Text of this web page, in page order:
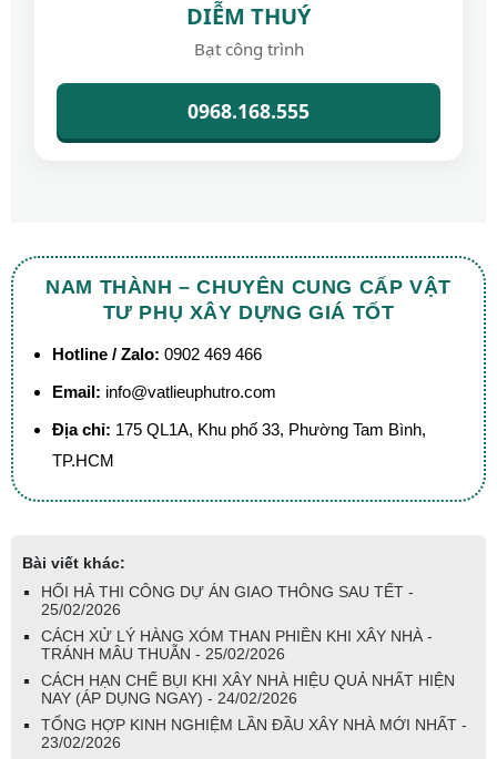
DIỄM THUÝ
Bạt công trình
0968.168.555
NAM THÀNH – CHUYÊN CUNG CẤP VẬT
TƯ PHỤ XÂY DỰNG GIÁ TỐT
Hotline / Zalo: 0902 469 466
Email: info@vatlieuphutro.com
Địa chỉ: 175 QL1A, Khu phố 33, Phường Tam Bình,
TP.HCM
Bài viết khác:
HỐI HẢ THI CÔNG DỰ ÁN GIAO THÔNG SAU TẾT -
25/02/2026
CÁCH XỬ LÝ HÀNG XÓM THAN PHIỀN KHI XÂY NHÀ -
TRÁNH MÂU THUẪN - 25/02/2026
CÁCH HẠN CHẾ BỤI KHI XÂY NHÀ HIỆU QUẢ NHẤT HIỆN
NAY (ÁP DỤNG NGAY) - 24/02/2026
TỔNG HỢP KINH NGHIỆM LẦN ĐẦU XÂY NHÀ MỚI NHẤT -
23/02/2026